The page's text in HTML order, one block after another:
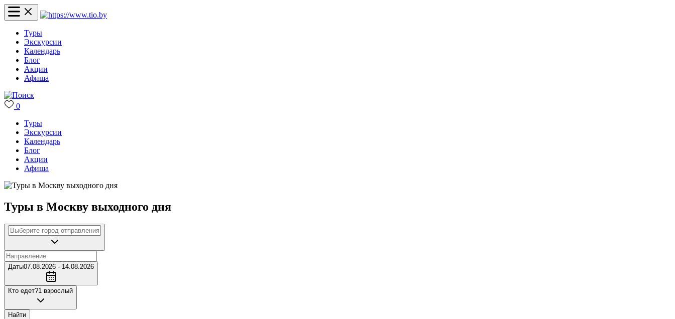
Туры
Экскурсии
Календарь
Блог
Акции
Афиша
0
Туры
Экскурсии
Календарь
Блог
Акции
Афиша
Туры в Москву выходного дня
Даты07.08.2026 - 14.08.2026
Кто едет?1 взрослый
Найти